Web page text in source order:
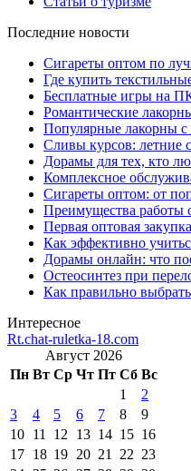
Последние новости
Сигареты оптом по
Где купить
Бесплатные игры на
Романтические
Популярные лакорны с
Сливы курсов: летние
Дорамы для тех, кто
Комплексное
Сигареты оптом: от
Преимущества работы
Первая оптовая
Как эффективно
Дорамы онлайн: что
Остеосинтез при
Как правильно
Интересное
Rt.chat-ruletka-18.com
Август 2026
Пн Вт Ср Чт Пт Сб Вс
1
2
3
4 5 6 7 8
9
10 11 12 13 14 15 16
17 18 19 20 21 22 23